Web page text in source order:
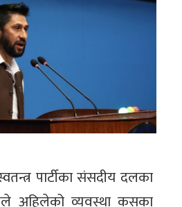
पार्टीका संसदीय दलका
अहिलेको व्यवस्था कसका